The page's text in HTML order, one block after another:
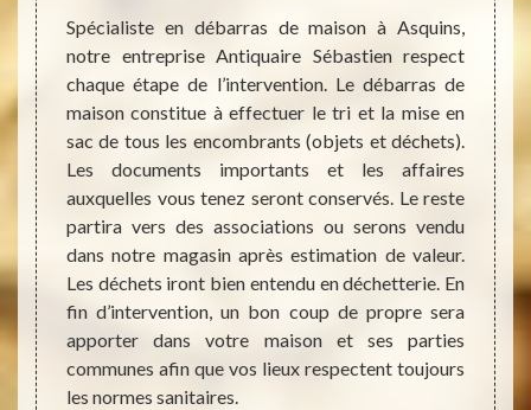
des
dans
de
le
frais
de
et
les
Spécialiste en débarras de maison à Asquins,
notre entreprise Antiquaire Sébastien respect
chaque étape de l’intervention. Le débarras de
maison constitue à effectuer le tri et la mise en
sac de tous les encombrants (objets et déchets).
Les documents importants et les affaires
auxquelles vous tenez seront conservés. Le reste
partira vers des associations ou serons vendu
dans notre magasin après estimation de valeur.
Les déchets iront bien entendu en déchetterie. En
fin d’intervention, un bon coup de propre sera
apporter dans votre maison et ses parties
communes afin que vos lieux respectent toujours
les normes sanitaires.
peut
ou
du